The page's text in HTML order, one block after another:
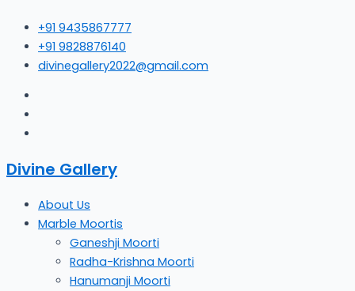
content
+91 9435867777
+91 9828876140
divinegallery2022@gmail.com
Divine Gallery
About Us
Marble Moortis
Ganeshji Moorti
Radha-Krishna Moorti
Hanumanji Moorti